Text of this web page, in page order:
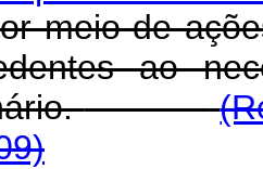
meio de
ao